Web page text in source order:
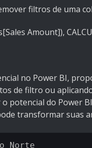
filtros de uma
Amount]),
no Power BI,
de filtro ou
potencial do Power
transformar suas
Norte